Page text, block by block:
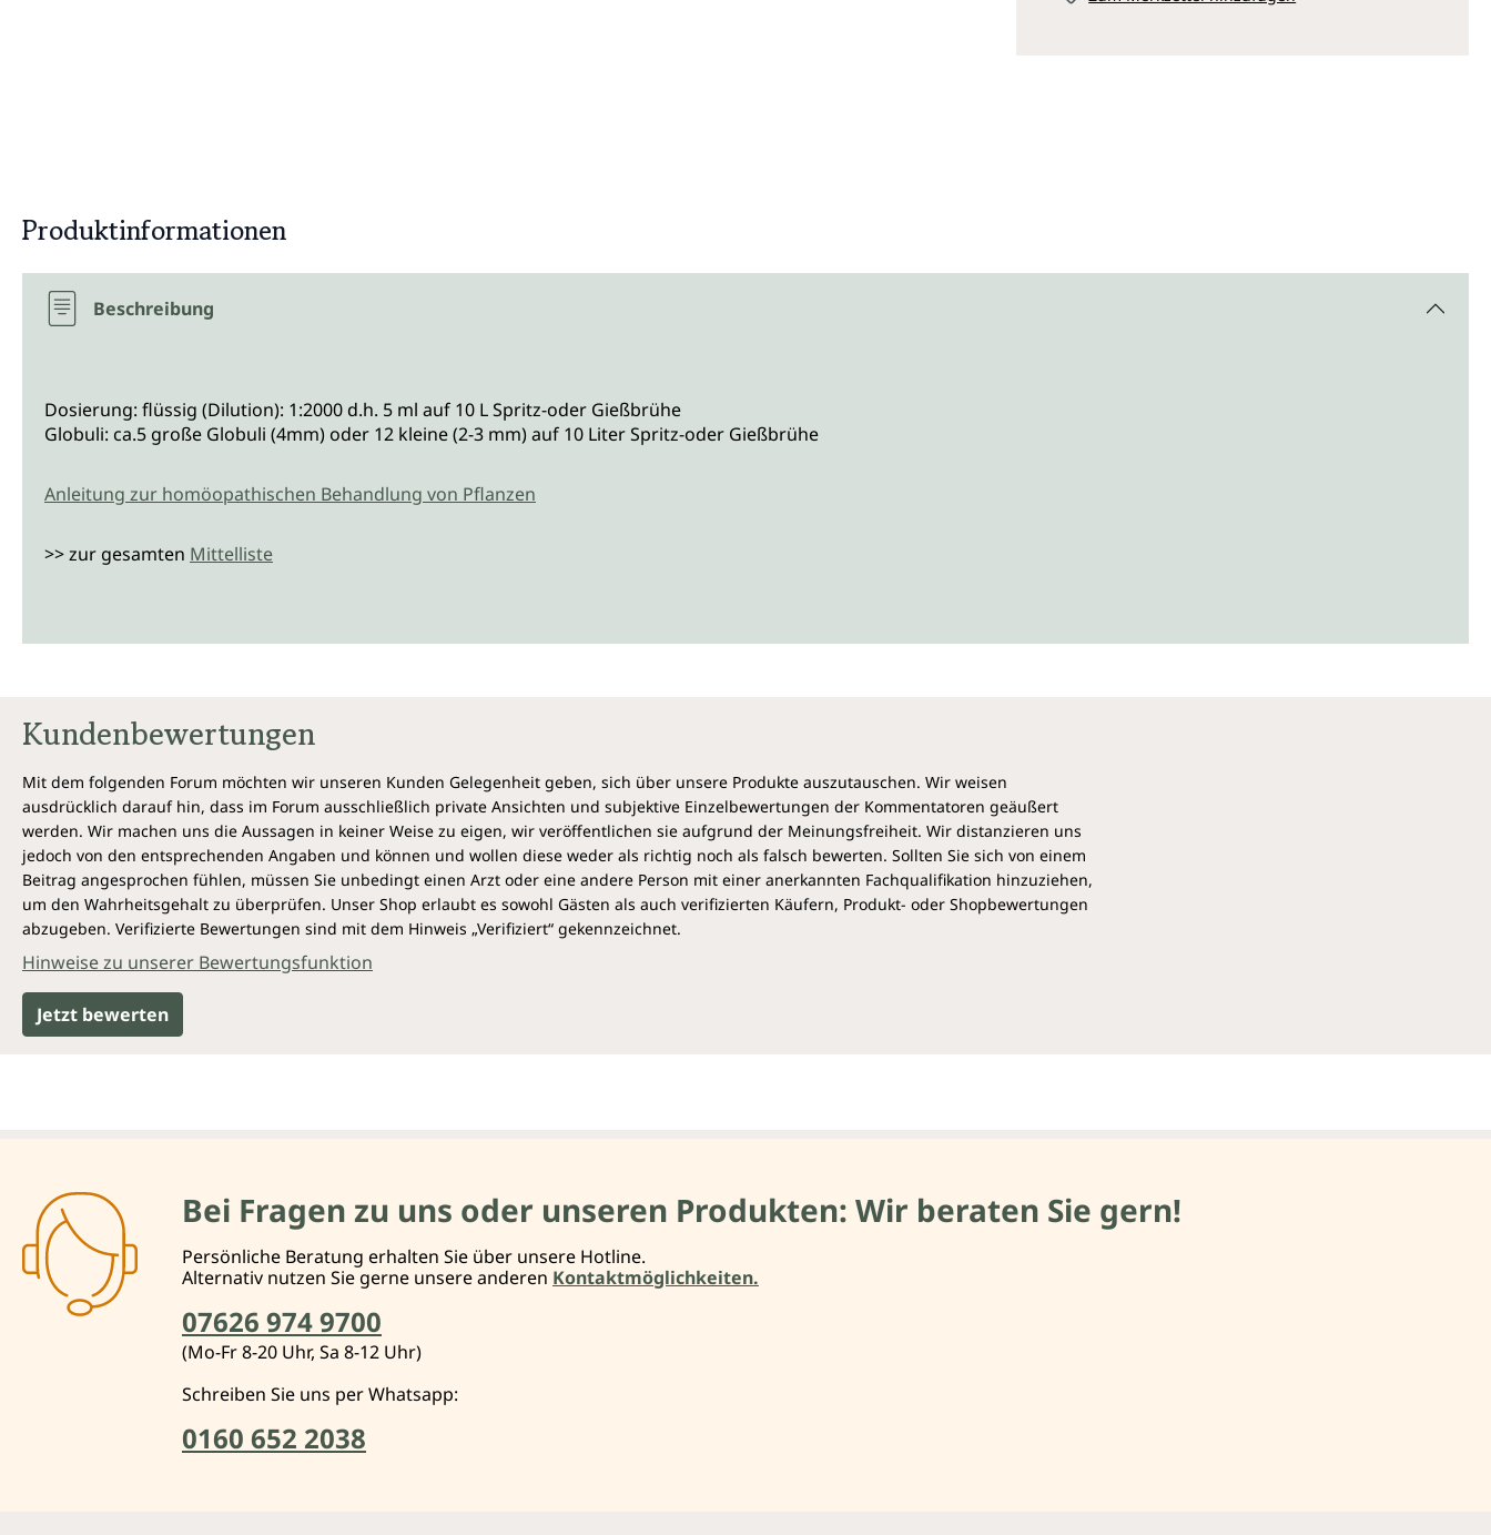
Produktinformationen
Beschreibung
Dosierung: flüssig (Dilution): 1:2000 d.h. 5 ml auf 10 L Spritz-oder Gießbrühe
Globuli: ca.5 große Globuli (4mm) oder 12 kleine (2-3 mm) auf 10 Liter Spritz-oder Gießbrühe
Anleitung zur homöopathischen Behandlung von Pflanzen
>> zur gesamten Mittelliste
Kundenbewertungen
Mit dem folgenden Forum möchten wir unseren Kunden Gelegenheit geben, sich über unsere Produkte auszutauschen. Wir weisen
ausdrücklich darauf hin, dass im Forum ausschließlich private Ansichten und subjektive Einzelbewertungen der Kommentatoren geäußert
werden. Wir machen uns die Aussagen in keiner Weise zu eigen, wir veröffentlichen sie aufgrund der Meinungsfreiheit. Wir distanzieren uns
jedoch von den entsprechenden Angaben und können und wollen diese weder als richtig noch als falsch bewerten. Sollten Sie sich von einem
Beitrag angesprochen fühlen, müssen Sie unbedingt einen Arzt oder eine andere Person mit einer anerkannten Fachqualifikation hinzuziehen,
um den Wahrheitsgehalt zu überprüfen. Unser Shop erlaubt es sowohl Gästen als auch verifizierten Käufern, Produkt- oder Shopbewertungen
abzugeben. Verifizierte Bewertungen sind mit dem Hinweis „Verifiziert“ gekennzeichnet.
Hinweise zu unserer Bewertungsfunktion
Jetzt bewerten
Bei Fragen zu uns oder unseren Produkten: Wir beraten Sie gern!
Persönliche Beratung erhalten Sie über unsere Hotline.
Alternativ nutzen Sie gerne unsere anderen Kontaktmöglichkeiten.
07626 974 9700
(Mo-Fr 8-20 Uhr, Sa 8-12 Uhr)
Schreiben Sie uns per Whatsapp:
0160 652 2038